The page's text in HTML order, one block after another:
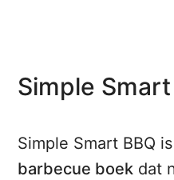
Simple Smart
Simple Smart BBQ
barbecue boek dat